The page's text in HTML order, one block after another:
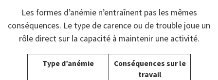
Les formes d’anémie n’entraînent pas les mêmes
conséquences. Le type de carence ou de trouble joue un
rôle direct sur la capacité à maintenir une activité.
Type d’anémie
Conséquences sur le
travail